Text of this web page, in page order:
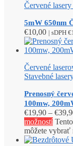
Červené
5mW 650nm
€10,00 | sDPH €
Červené
Stavebné
Prenosný
100mw,
€19,90 – €
možností
môžete vybrať